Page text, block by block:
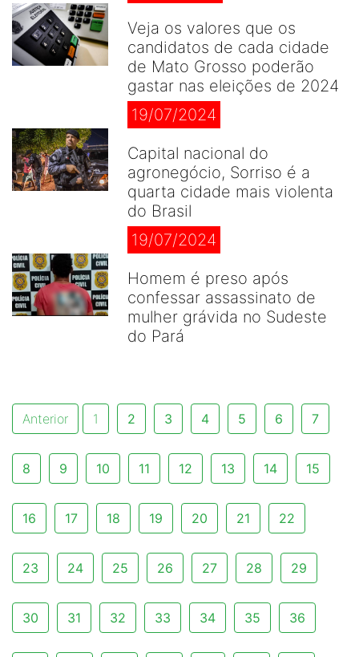
Veja os valores que os
candidatos de cada cidade
de Mato Grosso poderão
gastar nas eleições de 2024
19/07/2024
Capital nacional do
agronegócio, Sorriso é a
quarta cidade mais violenta
do Brasil
19/07/2024
Homem é preso após
confessar assassinato de
mulher grávida no Sudeste
do Pará
Anterior 1 2 3 4 5 6 7
8 9 10 11 12 13 14 15
16 17 18 19 20 21 22
23 24 25 26 27 28 29
30 31 32 33 34 35 36